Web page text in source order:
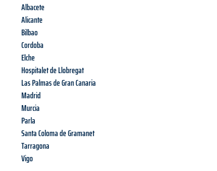
Albacete
Alicante
Bilbao
Cordoba
Elche
Hospitalet de Llobregat
Las Palmas de Gran Canaria
Madrid
Murcia
Parla
Santa Coloma de Gramanet
Tarragona
Vigo